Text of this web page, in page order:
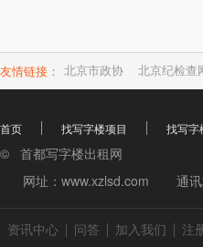
友情链接： 北京市政协 北京纪检查
首页 找写字楼项目 找写字
© 首都写字楼出租网
网址：www.xzlsd.com
通
资讯中心 问答 加入我们 注